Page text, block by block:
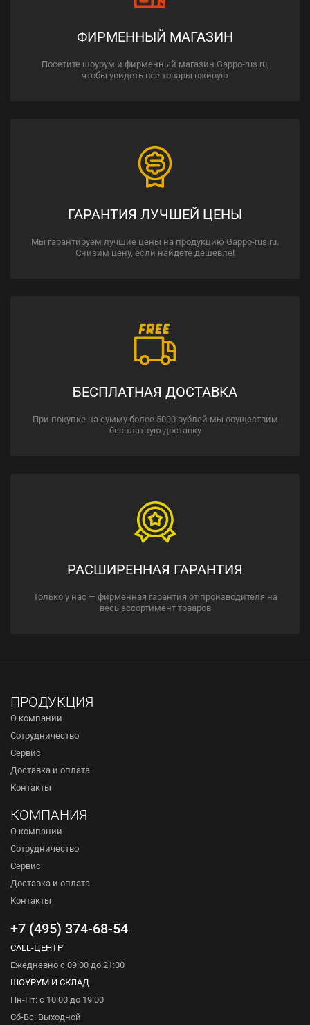
ФИРМЕННЫЙ МАГАЗИН
Посетите шоурум и фирменный магазин Gappo-rus.ru,
чтобы увидеть все товары вживую
ГАРАНТИЯ ЛУЧШЕЙ ЦЕНЫ
Мы гарантируем лучшие цены на продукцию Gappo-rus.ru.
Снизим цену, если найдете дешевле!
БЕСПЛАТНАЯ ДОСТАВКА
При покупке на сумму более 5000 рублей мы осуществим
бесплатную доставку
РАСШИРЕННАЯ ГАРАНТИЯ
Только у нас — фирменная гарантия от производителя на
весь ассортимент товаров
ПРОДУКЦИЯ
О компании
Сотрудничество
Сервис
Доставка и оплата
Контакты
КОМПАНИЯ
О компании
Сотрудничество
Сервис
Доставка и оплата
Контакты
+7 (495) 374-68-54
CALL-ЦЕНТР
Ежедневно с 09:00 до 21:00
ШОУРУМ И СКЛАД
Пн-Пт: с 10:00 до 19:00
Сб-Вс: Выходной